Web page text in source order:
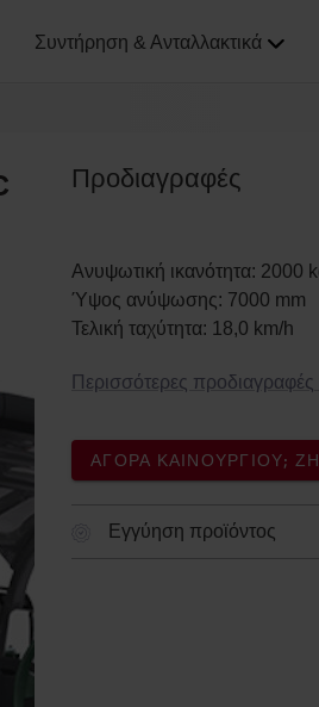
Συντήρηση & Ανταλλακτικά
Προδιαγραφές
Ανυψωτική ικανότητα: 2000
Ύψος ανύψωσης: 7000 mm
Τελική ταχύτητα: 18,0 km/h
Περισσότερες προδιαγραφές
ΑΓΟΡΆ ΚΑΙΝΟΎΡΓΙΟΥ;
Εγγύηση προϊόντος